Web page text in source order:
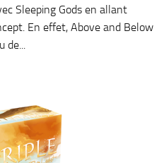
Sleeping Gods en allant
En effet, Above and Below
de...